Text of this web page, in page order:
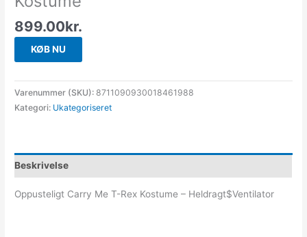
899.00kr.
KØB NU
Varenummer (SKU):8711090930018461988
Kategori: Ukategoriseret
Beskrivelse
Oppusteligt Carry Me T-Rex Kostume – Heldragt$Ventilator